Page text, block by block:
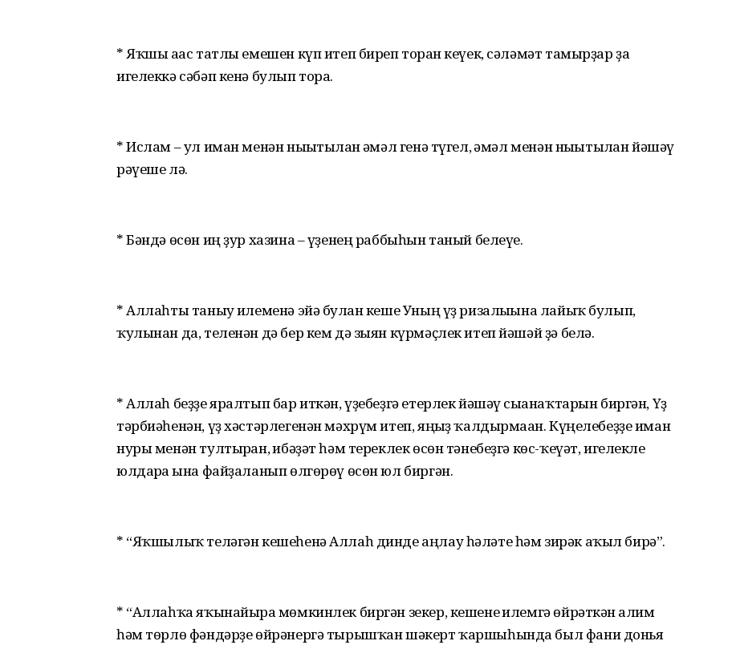
* Яҡшы ағас татлы емешен күп итеп биреп торған кеүек, сәләмәт тамырҙар ҙа
игелеккә сәбәп кенә булып тора.
* Ислам – ул иман менән нығытылған ғәмәл генә түгел, ғәмәл менән нығытылған йәшәү
рәүеше лә.
* Бәндә өсөн иң ҙур хазина – үҙенең раббыһын таный белеүе.
* Аллаһты таныу ғилеменә эйә булған кеше Уның үҙ ризалығына лайыҡ булып,
ҡулынан да, теленән дә бер кем дә зыян күрмәҫлек итеп йәшәй ҙә белә.
* Аллаһ беҙҙе яралтып бар иткән, үҙебеҙгә етерлек йәшәү сығанаҡтарын биргән, Үҙ
тәрбиәһенән, үҙ хәстәрлегенән мәхрүм итеп, яңғыҙ ҡалдырмаған. Күңелебеҙҙе иман
нуры менән тултырған, ғибәҙәт һәм тереклек өсөн тәнебеҙгә көс-ҡеүәт, игелекле
юлдарға ғына файҙаланып өлгөрөү өсөн юл биргән.
* “Яҡшылыҡ теләгән кешеһенә Аллаһ динде аңлау һәләте һәм зирәк аҡыл бирә”.
* “Аллаһҡа яҡынайырға мөмкинлек биргән зекер, кешене ғилемгә өйрәткән ғалим
һәм төрлө фәндәрҙе өйрәнергә тырышҡан шәкерт ҡаршыһында был фани донья